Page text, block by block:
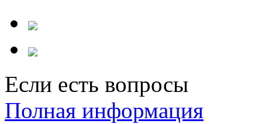
Если есть вопросы
Полная информация